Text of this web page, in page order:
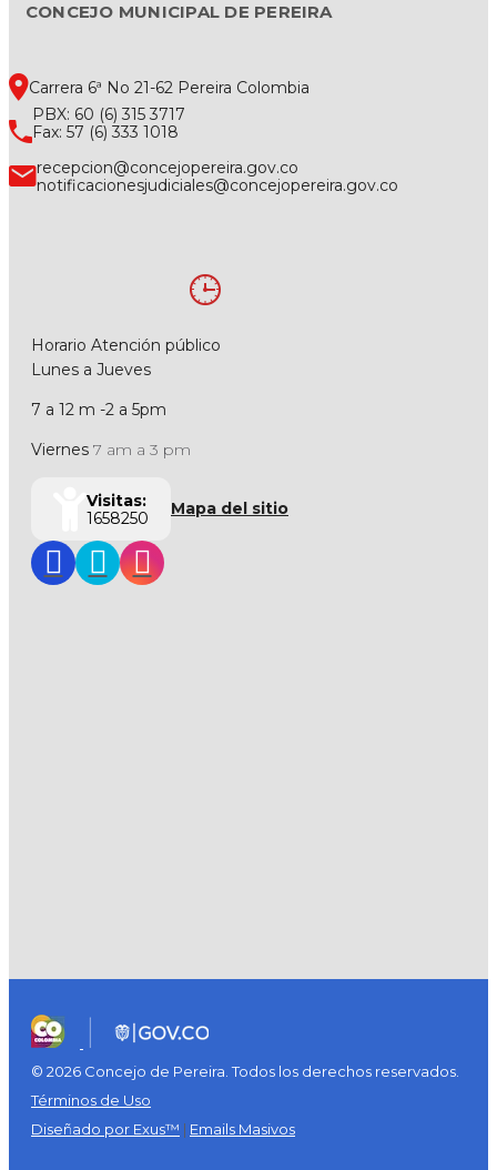
CONCEJO MUNICIPAL DE PEREIRA
Carrera 6ª No 21-62 Pereira Colombia
PBX: 60 (6) 315 3717
Fax: 57 (6) 333 1018
recepcion@concejopereira.gov.co
notificacionesjudiciales@concejopereira.gov.co
Horario Atención público
Lunes a Jueves
7 a 12 m -2 a 5pm
Viernes 7 am a 3 pm
Visitas:
1658250
Mapa del sitio
© 2026 Concejo de Pereira. Todos los derechos reservados.
Términos de Uso
Diseñado por Exus™ | Emails Masivos